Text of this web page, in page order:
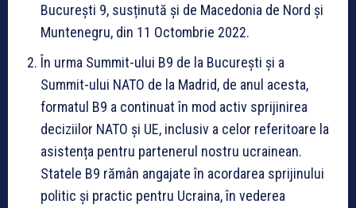
București 9, susținută și de Macedonia de Nord și
Muntenegru, din 11 Octombrie 2022.
În urma Summit-ului B9 de la București și a
Summit-ului NATO de la Madrid, de anul acesta,
formatul B9 a continuat în mod activ sprijinirea
deciziilor NATO și UE, inclusiv a celor referitoare la
asistența pentru partenerul nostru ucrainean.
Statele B9 rămân angajate în acordarea sprijinului
politic și practic pentru Ucraina, în vederea